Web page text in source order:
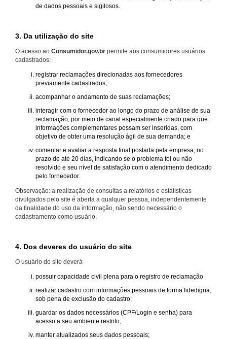
de dados pessoais e sigilosos.
3. Da utilização do site
O acesso ao Consumidor.gov.br permite aos consumidores usuários
cadastrados:
registrar reclamações direcionadas aos fornecedores
previamente cadastrados;
acompanhar o andamento de suas reclamações;
interagir com o fornecedor ao longo do prazo de análise de sua
reclamação, por meio de canal especialmente criado para que
informações complementares possam ser inseridas, com
objetivo de obter uma resolução ágil de sua demanda; e
comentar e avaliar a resposta final postada pela empresa, no
prazo de até 20 dias, indicando se o problema foi ou não
resolvido e seu nível de satisfação com o atendimento dedicado
pelo fornecedor.
Observação: a realização de consultas a relatórios e estatísticas
divulgados pelo site é aberta a qualquer pessoa, independentemente
da finalidade do uso da informação, não sendo necessário o
cadastramento como usuário.
4. Dos deveres do usuário do site
O usuário do site deverá
possuir capacidade civil plena para o registro de reclamação
realizar cadastro com informações pessoais de forma fidedigna,
sob pena de exclusão do cadastro;
guardar os dados necessários (CPF/Login e senha) para
acesso a seu ambiente restrito;
manter atualizados seus dados pessoais;